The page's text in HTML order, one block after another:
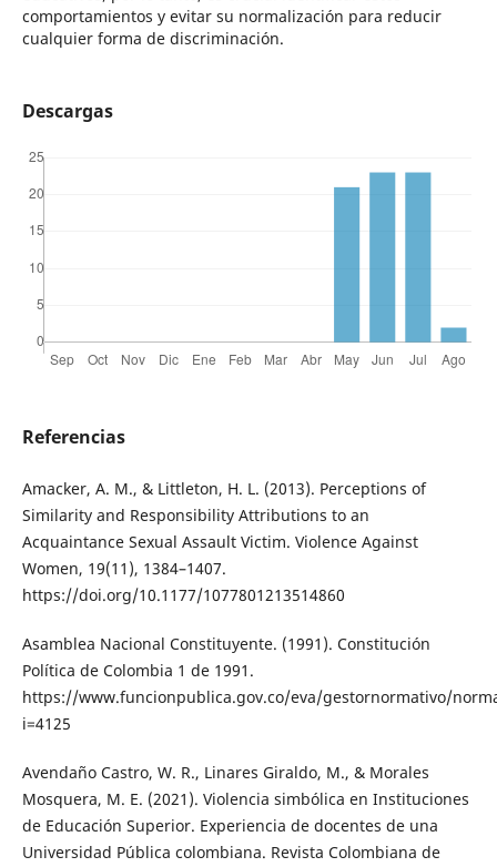
comportamientos y evitar su normalización para reducir
cualquier forma de discriminación.
Descargas
Referencias
Amacker, A. M., & Littleton, H. L. (2013). Perceptions of
Similarity and Responsibility Attributions to an
Acquaintance Sexual Assault Victim. Violence Against
Women, 19(11), 1384–1407.
https://doi.org/10.1177/1077801213514860
Asamblea Nacional Constituyente. (1991). Constitución
Política de Colombia 1 de 1991.
https://www.funcionpublica.gov.co/eva/gestornormativo/
i=4125
Avendaño Castro, W. R., Linares Giraldo, M., & Morales
Mosquera, M. E. (2021). Violencia simbólica en Instituciones
de Educación Superior. Experiencia de docentes de una
Universidad Pública colombiana. Revista Colombiana de